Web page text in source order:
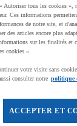
Jeux extérieurs
tous les cookies »,
Ces informations
de notre site, et
des articles encore plus
sur les finalités et
cookies ».
votre visite sans
consulter notre politique
ACCEPTER ET